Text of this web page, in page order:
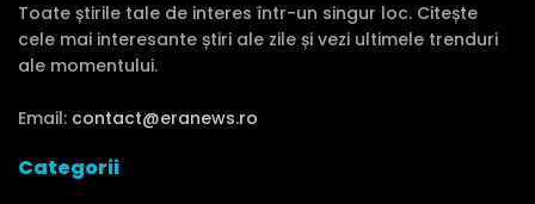
Toate știrile tale de interes într-un singur loc. Citește
cele mai interesante știri ale zile și vezi ultimele trenduri
ale momentului.
Email: contact@eranews.ro
Categorii